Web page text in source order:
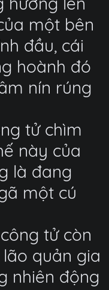
một bên
đầu, cái
hoành đó
nín rúng
tử chìm
này của
là đang
một cú
tử còn
quản gia
nhiên động